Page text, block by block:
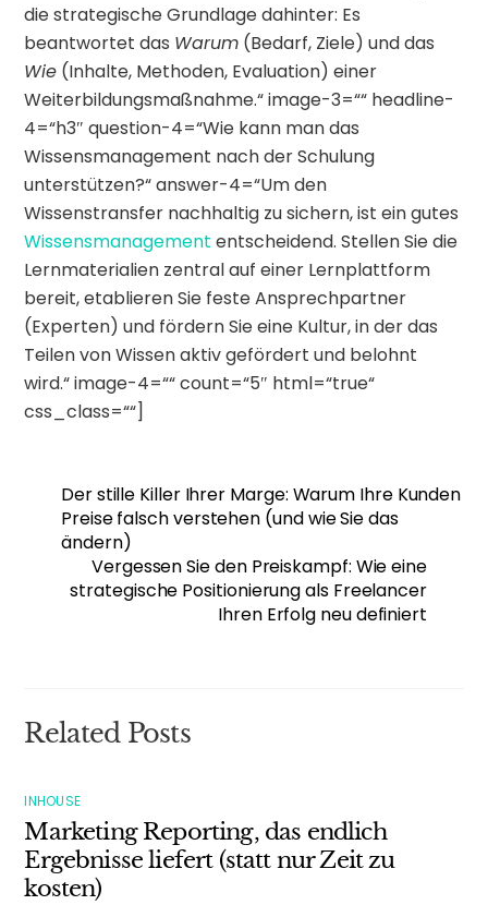
die strategische Grundlage dahinter: Es
beantwortet das Warum (Bedarf, Ziele) und das
Wie (Inhalte, Methoden, Evaluation) einer
Weiterbildungsmaßnahme.“ image-3=““ headline-
4=“h3″ question-4=“Wie kann man das
Wissensmanagement nach der Schulung
unterstützen?“ answer-4=“Um den
Wissenstransfer nachhaltig zu sichern, ist ein gutes
Wissensmanagement entscheidend. Stellen Sie die
Lernmaterialien zentral auf einer Lernplattform
bereit, etablieren Sie feste Ansprechpartner
(Experten) und fördern Sie eine Kultur, in der das
Teilen von Wissen aktiv gefördert und belohnt
wird.“ image-4=““ count=“5″ html=“true“
css_class=““]
Der stille Killer Ihrer Marge: Warum Ihre Kunden
Preise falsch verstehen (und wie Sie das
ändern)
Vergessen Sie den Preiskampf: Wie eine
strategische Positionierung als Freelancer
Ihren Erfolg neu definiert
Related Posts
INHOUSE
Marketing Reporting, das endlich
Ergebnisse liefert (statt nur Zeit zu
kosten)